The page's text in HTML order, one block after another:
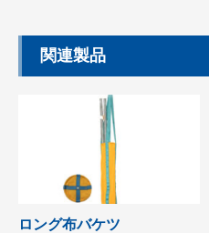
関連製品
ロング布バケツ